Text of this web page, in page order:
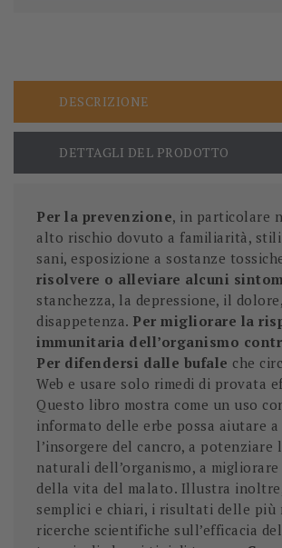
DESCRIZIONE
DETTAGLI DEL PRODOTTO
Per la prevenzione, in particolare
alto rischio dovuto a familiarità,
sani, esposizione a sostanze
risolvere o alleviare alcuni
stanchezza, la depressione, il
disappetenza. Per migliorare la
immunitaria dell’organismo
Per difendersi dalle bufale che
Web e usare solo rimedi di provata
Questo libro mostra come un uso
informato delle erbe possa aiutare
l’insorgere del cancro, a potenziare
naturali dell’organismo, a
della vita del malato. Illustra
semplici e chiari, i risultati delle più
ricerche scientifiche sull’efficacia